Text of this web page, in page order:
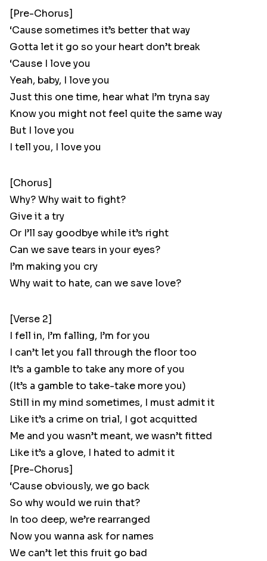
[Pre-Chorus]
‘Cause sometimes it’s better that way
Gotta let it go so your heart don’t break
‘Cause I love you
Yeah, baby, I love you
Just this one time, hear what I’m tryna say
Know you might not feel quite the same way
But I love you
I tell you, I love you
[Chorus]
Why? Why wait to fight?
Give it a try
Or I’ll say goodbye while it’s right
Can we save tears in your eyes?
I’m making you cry
Why wait to hate, can we save love?
[Verse 2]
I fell in, I’m falling, I’m for you
I can’t let you fall through the floor too
It’s a gamble to take any more of you
(It’s a gamble to take-take more you)
Still in my mind sometimes, I must admit it
Like it’s a crime on trial, I got acquitted
Me and you wasn’t meant, we wasn’t fitted
Like it’s a glove, I hated to admit it
[Pre-Chorus]
‘Cause obviously, we go back
So why would we ruin that?
In too deep, we’re rearranged
Now you wanna ask for names
We can’t let this fruit go bad